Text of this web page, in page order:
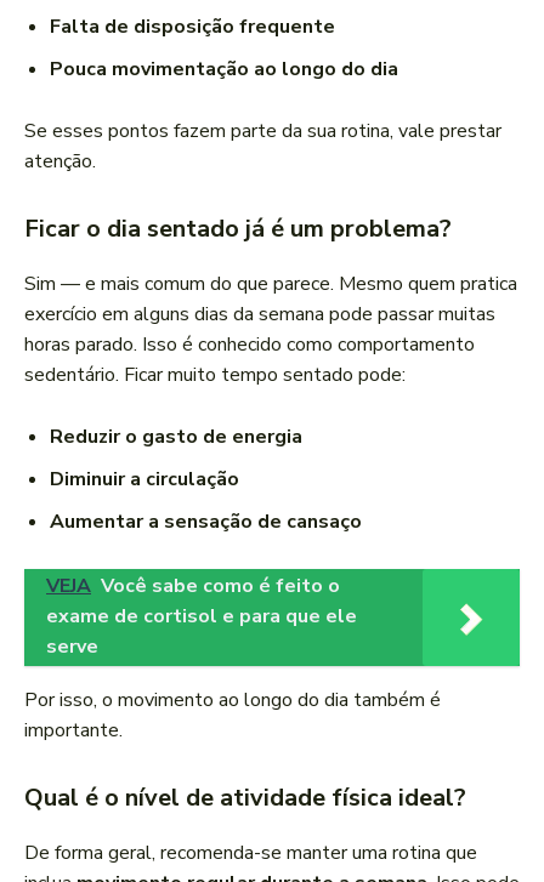
Falta de disposição frequente
Pouca movimentação ao longo do dia
Se esses pontos fazem parte da sua rotina, vale prestar
atenção.
Ficar o dia sentado já é um problema?
Sim — e mais comum do que parece. Mesmo quem pratica
exercício em alguns dias da semana pode passar muitas
horas parado. Isso é conhecido como comportamento
sedentário. Ficar muito tempo sentado pode:
Reduzir o gasto de energia
Diminuir a circulação
Aumentar a sensação de cansaço
VEJA Você sabe como é feito o
exame de cortisol e para que ele
serve
Por isso, o movimento ao longo do dia também é
importante.
Qual é o nível de atividade física ideal?
De forma geral, recomenda-se manter uma rotina que